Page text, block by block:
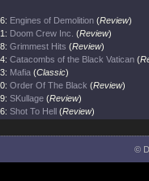
Engines of Demolition (Review)
Doom Crew Inc. (Review)
Grimmest Hits (Review)
Catacombs of the Black Vatican (
Mafia (Classic)
Order Of The Black (Review)
SKullage (Review)
Shot To Hell (Review)
©